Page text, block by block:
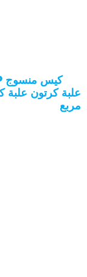
علبة كرتون علبة
مربع